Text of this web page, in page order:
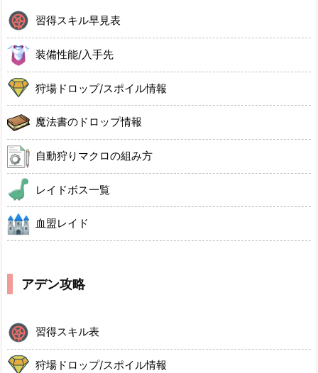
習得スキル早見表
装備性能/入手先
狩場ドロップ/スポイル情報
魔法書のドロップ情報
自動狩りマクロの組み方
レイドボス一覧
血盟レイド
アデン攻略
習得スキル表
狩場ドロップ/スポイル情報